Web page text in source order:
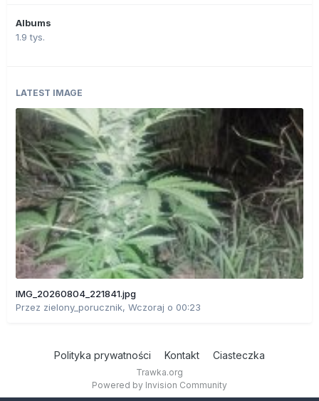
Albums
1.9 tys.
LATEST IMAGE
IMG_20260804_221841.jpg
Przez zielony_porucznik, Wczoraj o 00:23
Polityka prywatności Kontakt Ciasteczka
Trawka.org
Powered by Invision Community